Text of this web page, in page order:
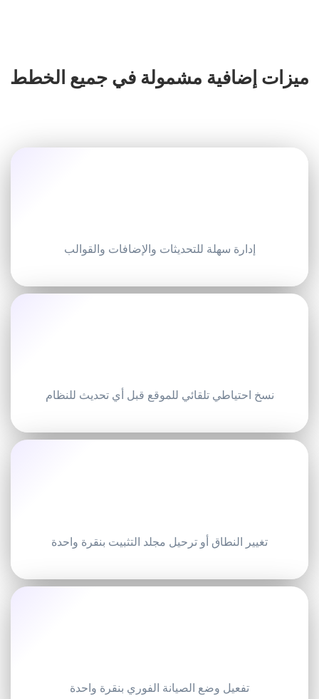
ميزات إضافية مشمولة في جميع الخطط
إدارة سهلة للتحديثات والإضافات والقوالب
نسخ احتياطي تلقائي للموقع قبل أي تحديث للنظام
تغيير النطاق أو ترحيل مجلد التثبيت بنقرة واحدة
تفعيل وضع الصيانة الفوري بنقرة واحدة